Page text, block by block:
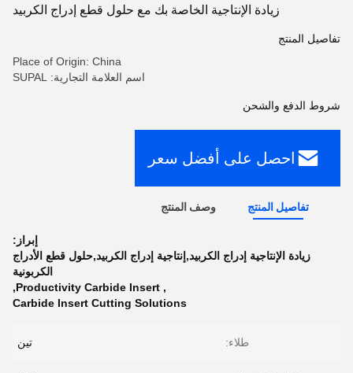
زيادة الإنتاجية الخاصة بك مع حلول قطع إدراج الكربيد
تفاصيل المنتج
Place of Origin: China
اسم العلامة التجارية: SUPAL
شروط الدفع والشحن
احصل على أفضل سعر
تفاصيل المنتج وصف المنتج
إبراز:
زيادة الإنتاجية إدراج الكربيد,إنتاجية إدراج الكربيد,حلول قطع الأدراج
الكربونية
,
Productivity Carbide Insert
,
Carbide Insert Cutting Solutions
طلاء: تين